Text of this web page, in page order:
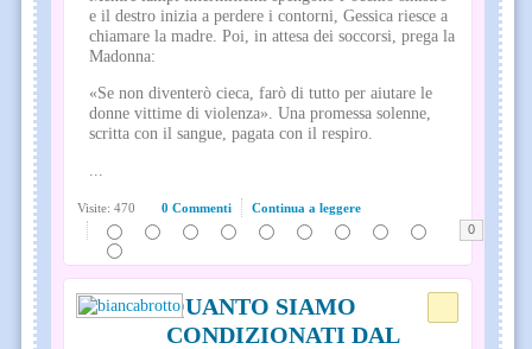
e il destro inizia a perdere i contorni, Gessica riesce a
chiamare la madre. Poi, in attesa dei soccorsi, prega la
Madonna:
«Se non diventerò cieca, farò di tutto per aiutare le
donne vittime di violenza». Una promessa solenne,
scritta con il sangue, pagata con il respiro.
...
0 Commenti Continua a leggere
Visite: 470
0
QUANTO SIAMO
CONDIZIONATI DAL